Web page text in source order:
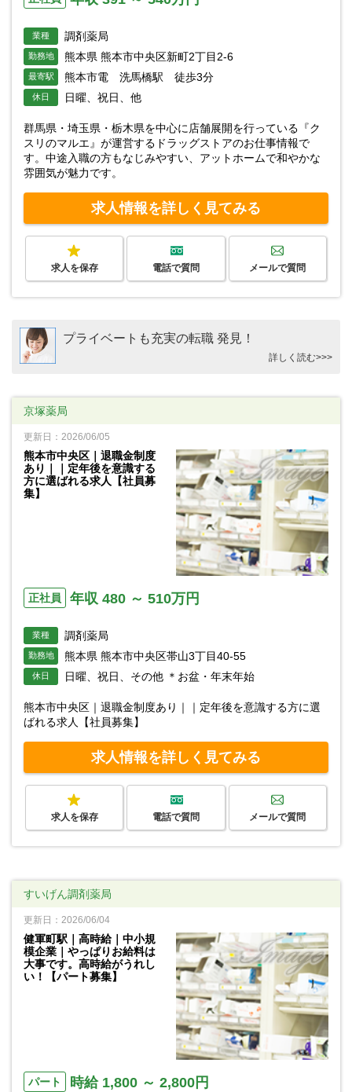
業種 調剤薬局
勤務地 熊本県 熊本市中央区新町2丁目2-6
最寄駅 熊本市電 洗馬橋駅 徒歩3分
休日 日曜、祝日、他
群馬県・埼玉県・栃木県を中心に店舗展開を行っている『ク
スリのマルエ』が運営するドラッグストアのお仕事情報で
す。中途入職の方もなじみやすい、アットホームで和やかな
雰囲気が魅力です。
求人情報を詳しく見てみる
求人を保存 電話で質問 メールで質問
プライベートも充実の転職 発見！
詳しく読む>>>
京塚薬局
更新日：2026/06/05
熊本市中央区｜退職金制度
あり｜｜定年後を意識する
方に選ばれる求人【社員募
集】
正社員 年収 480 ～ 510万円
業種 調剤薬局
勤務地 熊本県 熊本市中央区帯山3丁目40-55
休日 日曜、祝日、その他 ＊お盆・年末年始
熊本市中央区｜退職金制度あり｜｜定年後を意識する方に選
ばれる求人【社員募集】
求人情報を詳しく見てみる
求人を保存 電話で質問 メールで質問
すいげん調剤薬局
更新日：2026/06/04
健軍町駅｜高時給｜中小規
模企業｜やっぱりお給料は
大事です。高時給がうれし
い！【パート募集】
パート 時給 1,800 ～ 2,800円